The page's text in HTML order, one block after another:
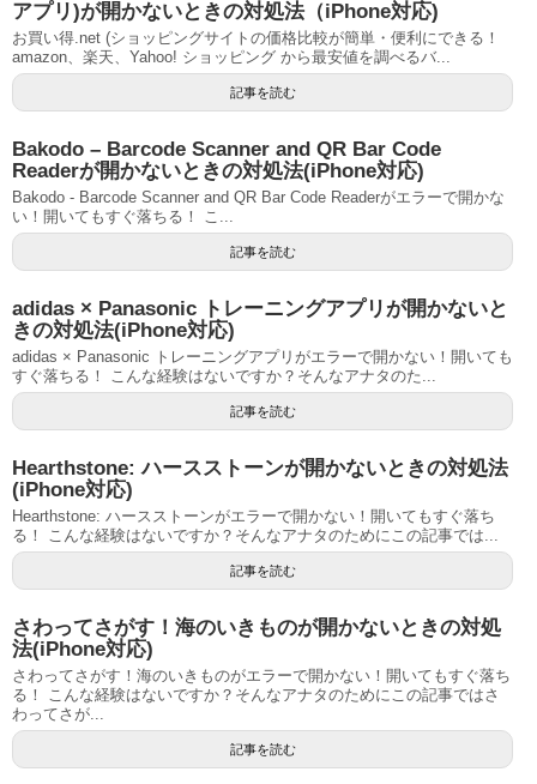
アプリ)が開かないときの対処法（iPhone対応)
お買い得.net (ショッピングサイトの価格比較が簡単・便利にできる！
amazon、楽天、Yahoo! ショッピング から最安値を調べるバ...
記事を読む
Bakodo – Barcode Scanner and QR Bar Code
Readerが開かないときの対処法(iPhone対応)
Bakodo - Barcode Scanner and QR Bar Code Readerがエラーで開かな
い！開いてもすぐ落ちる！ こ...
記事を読む
adidas × Panasonic トレーニングアプリが開かないと
きの対処法(iPhone対応)
adidas × Panasonic トレーニングアプリがエラーで開かない！開いても
すぐ落ちる！ こんな経験はないですか？そんなアナタのた...
記事を読む
Hearthstone: ハースストーンが開かないときの対処法
(iPhone対応)
Hearthstone: ハースストーンがエラーで開かない！開いてもすぐ落ち
る！ こんな経験はないですか？そんなアナタのためにこの記事では...
記事を読む
さわってさがす！海のいきものが開かないときの対処
法(iPhone対応)
さわってさがす！海のいきものがエラーで開かない！開いてもすぐ落ち
る！ こんな経験はないですか？そんなアナタのためにこの記事ではさ
わってさが...
記事を読む